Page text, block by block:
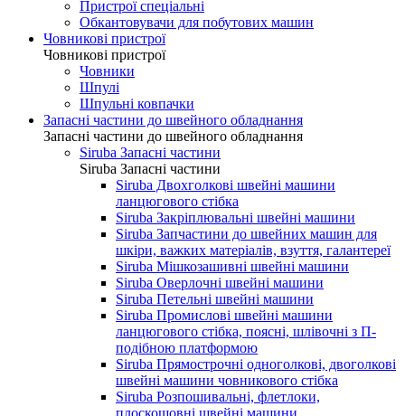
Пристрої спеціальні
Обкантовувачи для побутових машин
Човникові пристрої
Човникові пристрої
Човники
Шпулі
Шпульні ковпачки
Запасні частини до швейного обладнання
Запасні частини до швейного обладнання
Siruba Запасні частини
Siruba Запасні частини
Siruba Двохголкові швейні машини
ланцюгового стібка
Siruba Закріплювальні швейні машини
Siruba Запчастини до швейних машин для
шкіри, важких матеріалів, взуття, галантереї
Siruba Мішкозашивні швейні машини
Siruba Оверлочні швейні машини
Siruba Петельні швейні машини
Siruba Промислові швейні машини
ланцюгового стібка, поясні, шлівочні з П-
подібною платформою
Siruba Прямострочні одноголкові, двоголкові
швейні машини човникового стібка
Siruba Розпошивальні, флетлоки,
плоскошовні швейні машини